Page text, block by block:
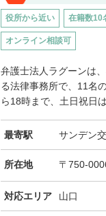
役所から近い 在籍数10
オンライン相談可
弁護士法人ラグーンは
る法律事務所で、11名
ら18時まで、土日祝日
最寄駅 サンデン
所在地 〒750-
対応エリア 山口